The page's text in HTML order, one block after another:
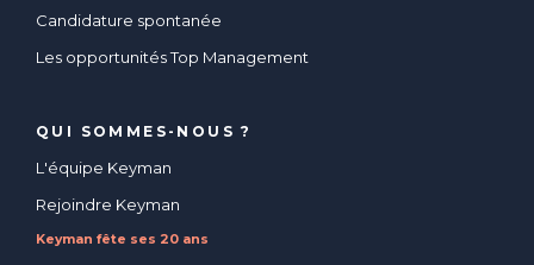
Candidature spontanée
Les opportunités Top Management
QUI SOMMES-NOUS ?
L'équipe Keyman
Rejoindre Keyman
Keyman fête ses 20 ans